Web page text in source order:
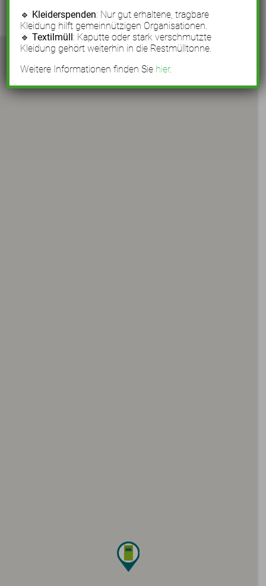
🔹 Kleiderspenden: Nur gut erhaltene, tragbare
Kleidung hilft gemeinnützigen Organisationen.
🔹Textilmüll: Kaputte oder stark verschmutzte
Kleidung gehört weiterhin in die Restmülltonne.
Weitere Informationen finden Sie hier.